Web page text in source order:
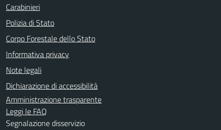
Carabinieri
Polizia di Stato
Corpo Forestale dello Stato
Informativa privacy
Note legali
Dichiarazione di accessibilità
Amministrazione trasparente
Leggi le FAQ
Segnalazione disservizio